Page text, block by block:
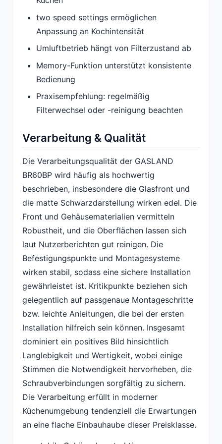
two speed settings ermöglichen
Anpassung an Kochintensität
Umluftbetrieb hängt von Filterzustand ab
Memory-Funktion unterstützt konsistente
Bedienung
Praxisempfehlung: regelmäßig
Filterwechsel oder -reinigung beachten
Verarbeitung & Qualität
Die Verarbeitungsqualität der GASLAND
BR60BP wird häufig als hochwertig
beschrieben, insbesondere die Glasfront und
die matte Schwarzdarstellung wirken edel. Die
Front und Gehäusematerialien vermitteln
Robustheit, und die Oberflächen lassen sich
laut Nutzerberichten gut reinigen. Die
Befestigungspunkte und Montagesysteme
wirken stabil, sodass eine sichere Installation
gewährleistet ist. Kritikpunkte beziehen sich
gelegentlich auf passgenaue Montageschritte
bzw. leichte Anleitungen, die bei der ersten
Installation hilfreich sein können. Insgesamt
dominiert ein positives Bild hinsichtlich
Langlebigkeit und Wertigkeit, wobei einige
Stimmen die Notwendigkeit hervorheben, die
Schraubverbindungen sorgfältig zu sichern.
Die Verarbeitung erfüllt in moderner
Küchenumgebung tendenziell die Erwartungen
an eine flache Einbauhaube dieser Preisklasse.